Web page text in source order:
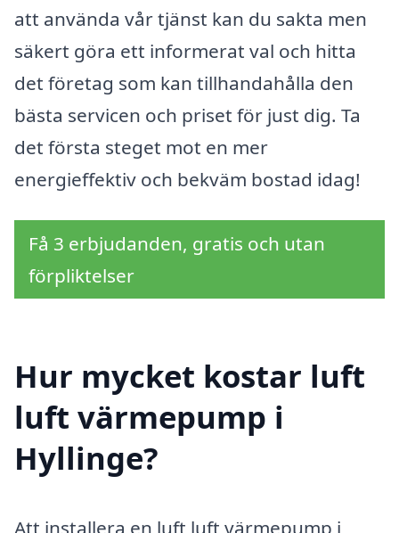
att använda vår tjänst kan du sakta men
säkert göra ett informerat val och hitta
det företag som kan tillhandahålla den
bästa servicen och priset för just dig. Ta
det första steget mot en mer
energieffektiv och bekväm bostad idag!
Få 3 erbjudanden, gratis och utan
förpliktelser
Hur mycket kostar luft
luft värmepump i
Hyllinge?
Att installera en luft luft värmepump i